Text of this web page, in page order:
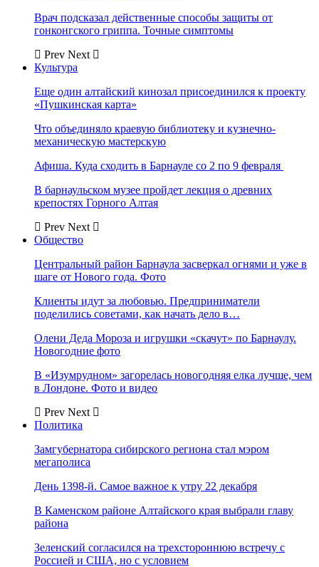
Врач подсказал действенные способы защиты от
гонконгского гриппа. Точные симптомы
Prev Next
Культура
Еще один алтайский кинозал присоединился к проекту
«Пушкинская карта»
Что объединяло краевую библиотеку и кузнечно-
механическую мастерскую
Афиша. Куда сходить в Барнауле со 2 по 9 февраля
В барнаульском музее пройдет лекция о древних
крепостях Горного Алтая
Prev Next
Общество
Центральный район Барнаула засверкал огнями и уже в
шаге от Нового года. Фото
Клиенты идут за любовью. Предприниматели
поделились советами, как начать дело в…
Олени Деда Мороза и игрушки «скачут» по Барнаулу.
Новогодние фото
В «Изумрудном» загорелась новогодняя елка лучше, чем
в Лондоне. Фото и видео
Prev Next
Политика
Замгубернатора сибирского региона стал мэром
мегаполиса
День 1398-й. Самое важное к утру 22 декабря
В Каменском районе Алтайского края выбрали главу
района
Зеленский согласился на трехстороннюю встречу с
Россией и США, но с условием